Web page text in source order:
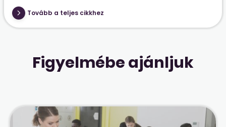
Tovább a teljes cikkhez
Figyelmébe ajánljuk